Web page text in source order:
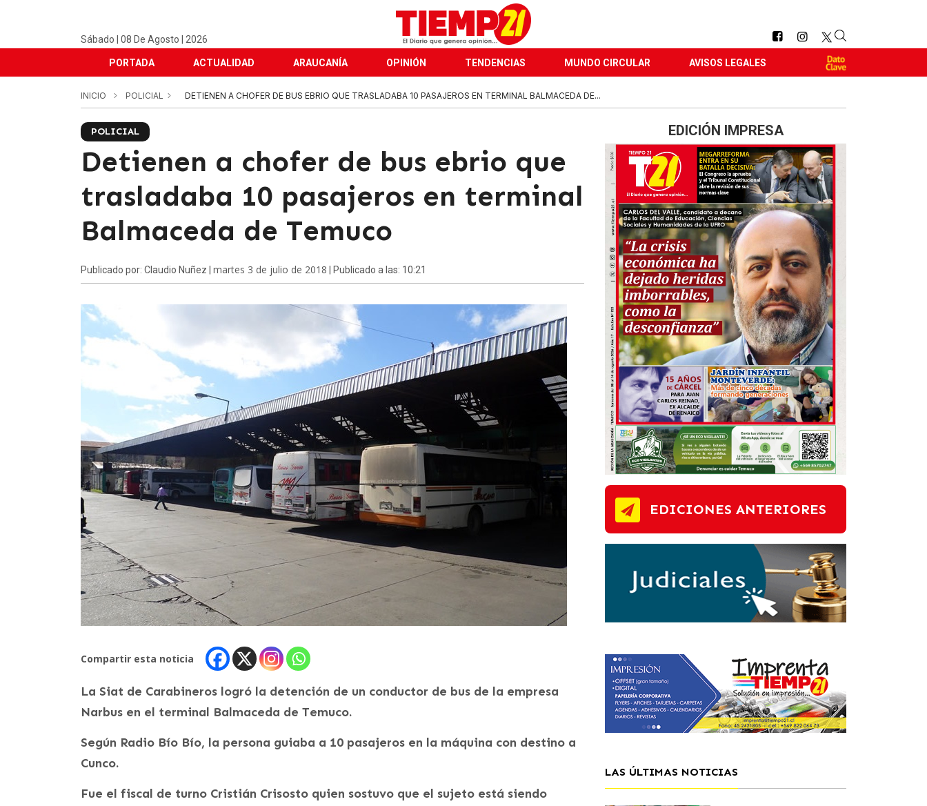
Sábado | 08 De Agosto | 2026
PORTADA ACTUALIDAD ARAUCANÍA OPINIÓN TENDENCIAS MUNDO CIRCULAR AVISOS LEGALES
INICIO POLICIAL DETIENEN A CHOFER DE BUS EBRIO QUE TRASLADABA 10 PASAJEROS EN TERMINAL BALMACEDA DE...
POLICIAL
Detienen a chofer de bus ebrio que
trasladaba 10 pasajeros en terminal
Balmaceda de Temuco
Publicado por: Claudio Nuñez | martes 3 de julio de 2018 | Publicado a las: 10:21
Compartir esta noticia
La Siat de Carabineros logró la detención de un conductor de bus de la empresa
Narbus en el terminal Balmaceda de Temuco.
Según Radio Bío Bío, la persona guiaba a 10 pasajeros en la máquina con destino a
Cunco.
Fue el fiscal de turno Cristián Crisosto quien sostuvo que el sujeto está siendo
EDICIÓN IMPRESA
EDICIONES ANTERIORES
LAS ÚLTIMAS NOTICIAS